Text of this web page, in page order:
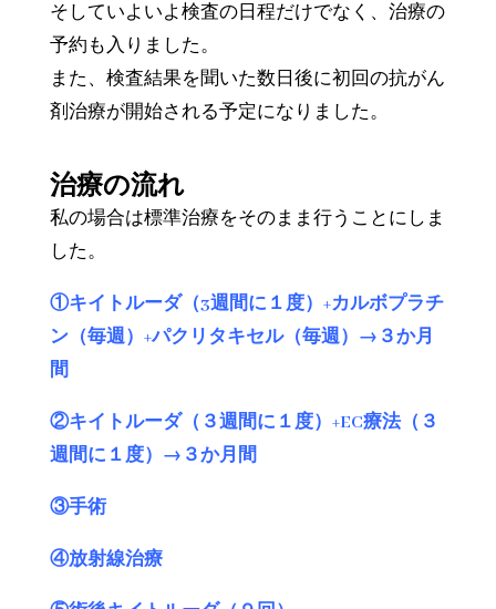
そしていよいよ検査の日程だけでなく、治療の
予約も入りました。
また、検査結果を聞いた数日後に初回の抗がん
剤治療が開始される予定になりました。
治療の流れ
私の場合は標準治療をそのまま行うことにしま
した。
①キイトルーダ（3週間に１度）+カルボプラチ
ン（毎週）+パクリタキセル（毎週）→３か月
間
②キイトルーダ（３週間に１度）+EC療法（３
週間に１度）→３か月間
③手術
④放射線治療